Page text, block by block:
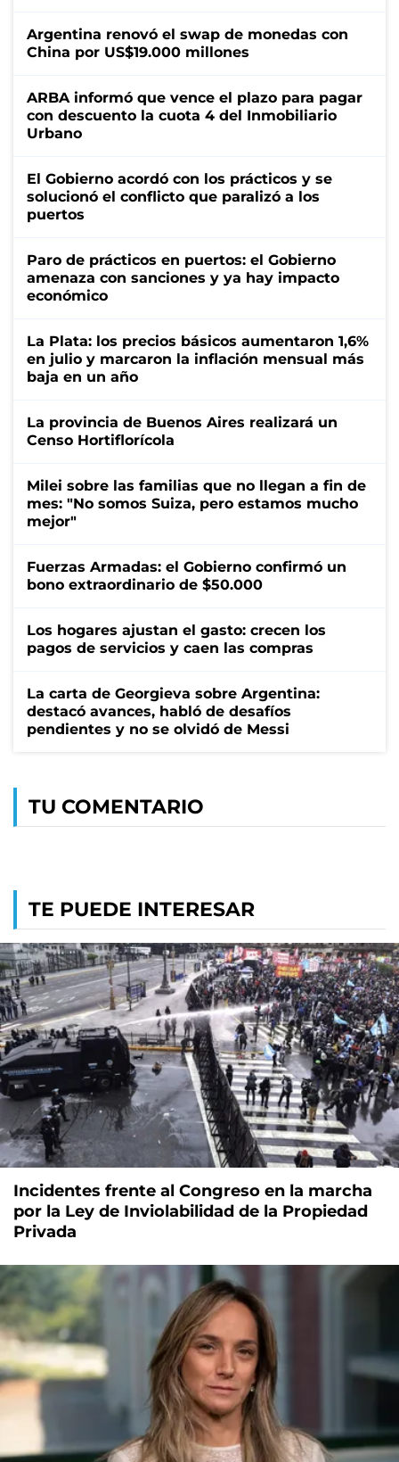
Argentina renovó el swap de monedas con
China por US$19.000 millones
ARBA informó que vence el plazo para pagar
con descuento la cuota 4 del Inmobiliario
Urbano
El Gobierno acordó con los prácticos y se
solucionó el conflicto que paralizó a los
puertos
Paro de prácticos en puertos: el Gobierno
amenaza con sanciones y ya hay impacto
económico
La Plata: los precios básicos aumentaron 1,6%
en julio y marcaron la inflación mensual más
baja en un año
La provincia de Buenos Aires realizará un
Censo Hortiflorícola
Milei sobre las familias que no llegan a fin de
mes: "No somos Suiza, pero estamos mucho
mejor"
Fuerzas Armadas: el Gobierno confirmó un
bono extraordinario de $50.000
Los hogares ajustan el gasto: crecen los
pagos de servicios y caen las compras
La carta de Georgieva sobre Argentina:
destacó avances, habló de desafíos
pendientes y no se olvidó de Messi
TU COMENTARIO
TE PUEDE INTERESAR
Incidentes frente al Congreso en la marcha
por la Ley de Inviolabilidad de la Propiedad
Privada